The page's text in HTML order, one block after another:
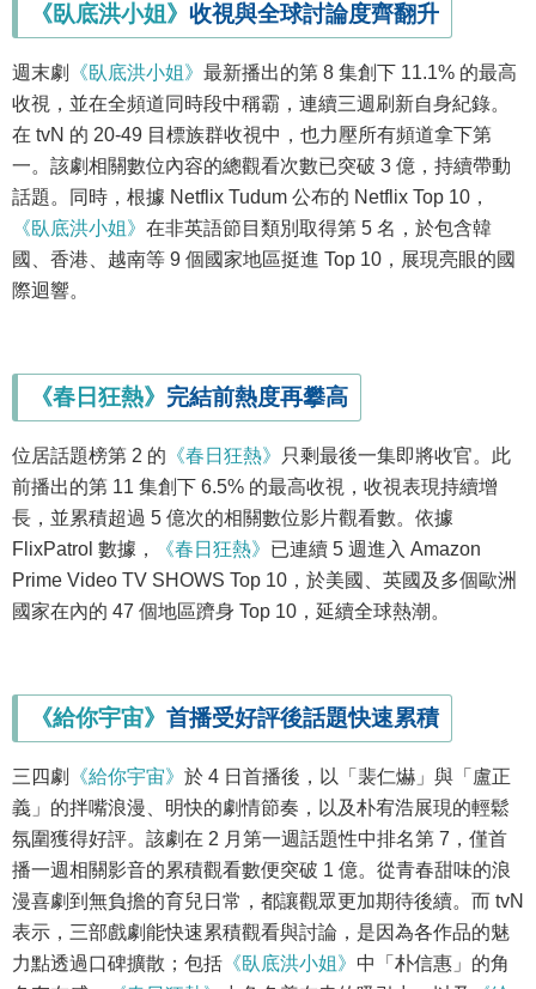
《臥底洪小姐》 收視與全球討論度齊翻升
週末劇 《臥底洪小姐》 最新播出的第 8 集創下 11.1% 的最高
收視，並在全頻道同時段中稱霸，連續三週刷新自身紀錄。
在 tvN 的 20-49 目標族群收視中，也力壓所有頻道拿下第
一。該劇相關數位內容的總觀看次數已突破 3 億，持續帶動
話題。同時，根據 Netflix Tudum 公布的 Netflix Top 10，
《臥底洪小姐》 在非英語節目類別取得第 5 名，於包含韓
國、香港、越南等 9 個國家地區挺進 Top 10，展現亮眼的國
際迴響。
《春日狂熱》 完結前熱度再攀高
位居話題榜第 2 的 《春日狂熱》
只剩最後一集即將收官。此
前播出的第 11 集創下 6.5% 的最高收視，收視表現持續增
長，並累積超過 5 億次的相關數位影片觀看數。依據
FlixPatrol 數據，
《春日狂熱》 已連續 5 週進入 Amazon
Prime Video TV SHOWS Top 10，於美國、英國及多個歐洲
國家在內的 47 個地區躋身 Top 10，延續全球熱潮。
《給你宇宙》 首播受好評後話題快速累積
三四劇 《給你宇宙》 於 4 日首播後，以「裴仁爀」與「盧正
義」的拌嘴浪漫、明快的劇情節奏，以及朴宥浩展現的輕鬆
氛圍獲得好評。該劇在 2 月第一週話題性中排名第 7，僅首
播一週相關影音的累積觀看數便突破 1 億。從青春甜味的浪
漫喜劇到無負擔的育兒日常，都讓觀眾更加期待後續。而 tvN
表示，三部戲劇能快速累積觀看與討論，是因為各作品的魅
力點透過口碑擴散；包括 《臥底洪小姐》 中「朴信惠」的角